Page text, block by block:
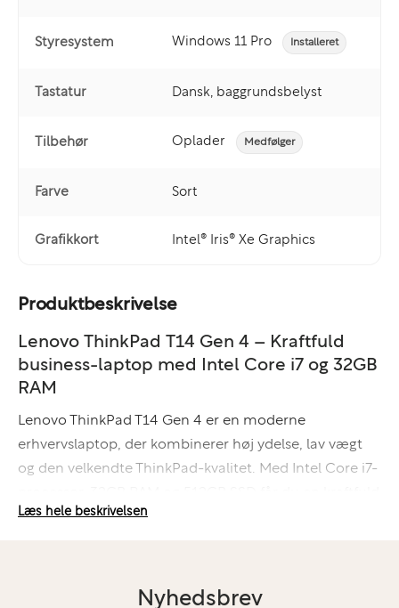
Produktbeskrivelse
Lenovo ThinkPad T14 Gen 4 – Kraftfuld
business-laptop med Intel Core i7 og 32GB
RAM
Lenovo ThinkPad T14 Gen 4 er en moderne
erhvervslaptop, der kombinerer høj ydelse, lav vægt
og den velkendte ThinkPad-kvalitet. Med Intel Core i7-
arbejdscomputer, der er bygget til professionelle
T14-serien er blandt de mest populære business-
Læs hele beskrivelsen
Styresystem Windows 11 Pro Installeret
Tastatur Dansk, baggrundsbelyst
Tilbehør Oplader Medfølger
Farve Sort
Grafikkort Intel® Iris® Xe Graphics
Nyhedsbrev